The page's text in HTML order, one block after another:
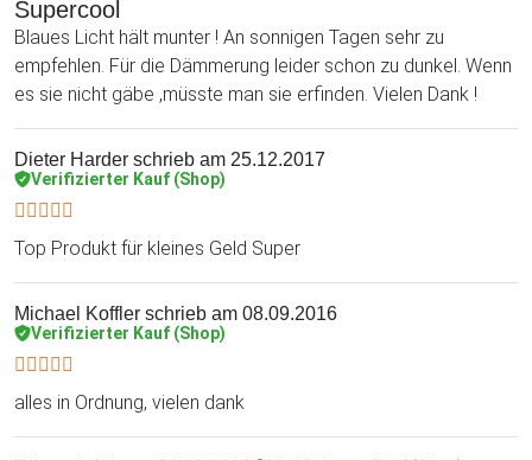
Supercool
Blaues Licht hält munter ! An sonnigen Tagen sehr zu
empfehlen. Für die Dämmerung leider schon zu dunkel. Wenn
es sie nicht gäbe ,müsste man sie erfinden. Vielen Dank !
Dieter Harder schrieb am 25.12.2017
Verifizierter Kauf (Shop)
Top Produkt für kleines Geld Super
Michael Koffler schrieb am 08.09.2016
Verifizierter Kauf (Shop)
alles in Ordnung, vielen dank